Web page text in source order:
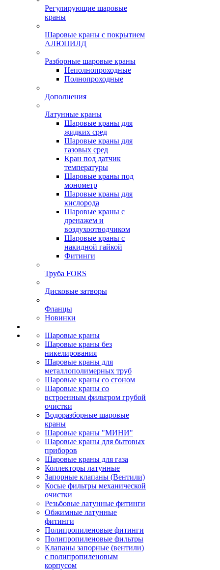
Регулирующие шаровые
краны
Шаровые краны с покрытием
АЛЮЦИЛД
Разборные шаровые краны
Неполнопроходные
Полнопроходные
Дополнения
Латунные краны
Шаровые краны для
жидких сред
Шаровые краны для
газовых сред
Кран под датчик
температуры
Шаровые краны под
монометр
Шаровые краны для
кислорода
Шаровые краны с
дренажем и
воздухоотводчиком
Шаровые краны с
накидной гайкой
Фитинги
Труба FORS
Дисковые затворы
Фланцы
Новинки
Шаровые краны
Шаровые краны без
никелирования
Шаровые краны для
металлополимерных труб
Шаровые краны со сгоном
Шаровые краны со
встроенным фильтром грубой
очистки
Водоразборные шаровые
краны
Шаровые краны "МИНИ"
Шаровые краны для бытовых
приборов
Шаровые краны для газа
Коллекторы латунные
Запорные клапаны (Вентили)
Косые фильтры механической
очистки
Резьбовые латунные фитинги
Обжимные латунные
фитинги
Полипропиленовые фитинги
Полипропиленовые фильтры
Клапаны запорные (вентили)
с полипропиленовым
корпусом